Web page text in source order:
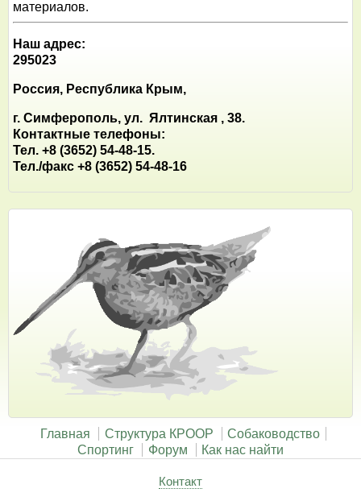
материалов.
Наш адрес:
295023
Россия, Республика Крым,
г. Симферополь, ул. Ялтинская , 38.
Контактные телефоны:
Тел. +8 (3652) 54-48-15.
Тел./факс +8 (3652) 54-48-16
Главная Структура КРООР
Собаководство
Спортинг
Форум Как нас найти
Контакт